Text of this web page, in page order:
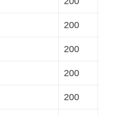
200
200
200
200